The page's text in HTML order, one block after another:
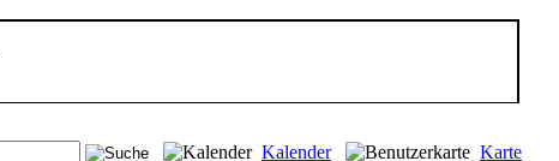
Kalender
Karte